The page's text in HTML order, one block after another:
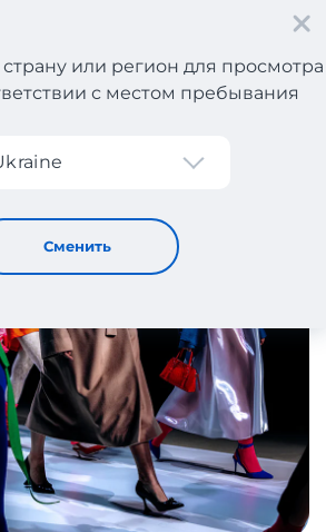
или регион для просмотра
с местом пребывания
Сменить
от-кутюр от прет-а-порте